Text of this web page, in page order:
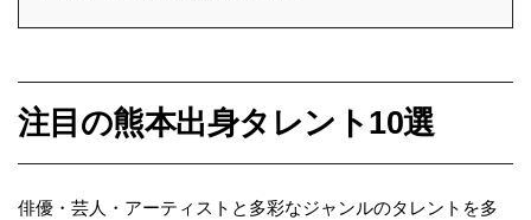
注目の熊本出身タレント10選
俳優・芸人・アーティストと多彩なジャンルのタレントを多